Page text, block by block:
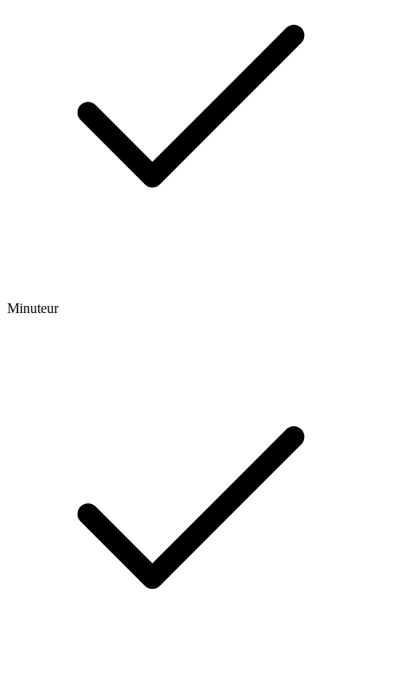
Minuteur